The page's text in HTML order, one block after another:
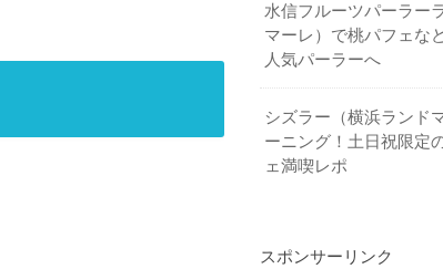
水信フルーツパーラー
マーレ）で桃パフェな
人気パーラーへ
シズラー（横浜ランド
ーニング！土日祝限定
ェ満喫レポ
スポンサーリンク